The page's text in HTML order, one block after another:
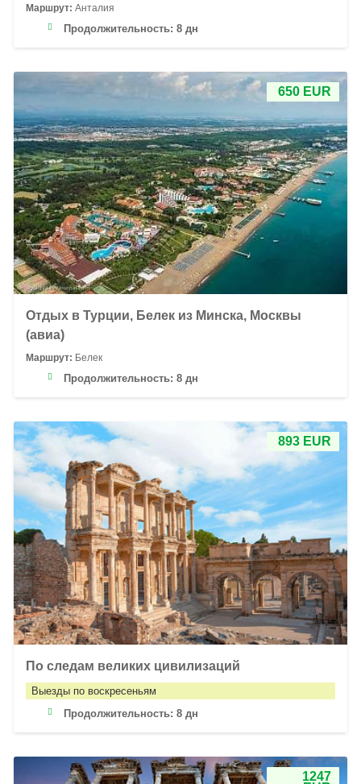
Маршрут: Анталия
Продолжительность: 8 дн
650 EUR
Отдых в Турции, Белек из Минска, Москвы
(авиа)
Маршрут: Белек
Продолжительность: 8 дн
893 EUR
По следам великих цивилизаций
Выезды по воскресеньям
Продолжительность: 8 дн
1247